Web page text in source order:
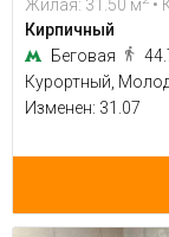
Жилая: 31.50 м
•
Кирпичный
Беговая
Курортный,
Изменен: 31.07